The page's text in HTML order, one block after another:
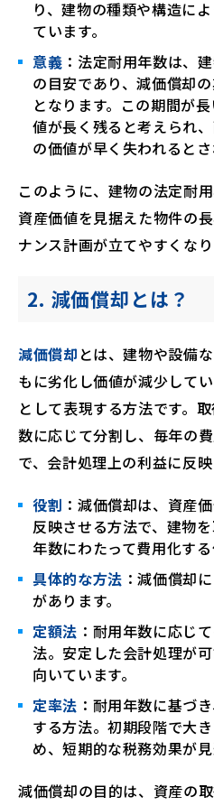
り、建物の種類や構造に
ています。
意義 ：法定耐用年数は、
の目安であり、減価償却
となります。この期間が
値が長く残ると考えられ
の価値が早く失われるとさ
このように、建物の法定耐
資産価値を見据えた物件の
ナンス計画が立てやすくなり
2. 減価償却とは？
減価償却 とは、建物や設備
もに劣化し価値が減少して
として表現する方法です。
数に応じて分割し、毎年の
で、会計処理上の利益に反映
役割 ：減価償却は、資産
反映させる方法で、建物
年数にわたって費用化する
具体的な方法 ：減価償却
があります。
定額法 ：耐用年数に応じ
法。安定した会計処理が
向いています。
定率法 ：耐用年数に基づ
する方法。初期段階で大
め、短期的な税務効果が見
減価償却の目的は、資産の